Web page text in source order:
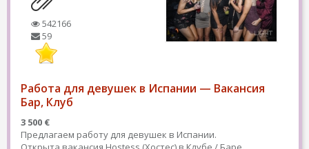
542166
59
Работа для девушек в Испании — Вакансия
Бар, Клуб
3 500 €
Предлагаем работу для девушек в Испании.